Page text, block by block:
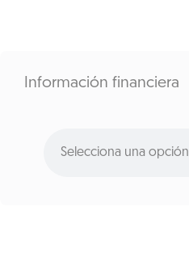
Información financiera
Selecciona una opción